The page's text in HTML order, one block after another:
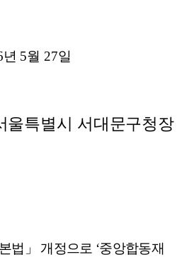
년 5월 27일
울특별시 서대문구청장
법 」 개정으로 ‘중앙합동재